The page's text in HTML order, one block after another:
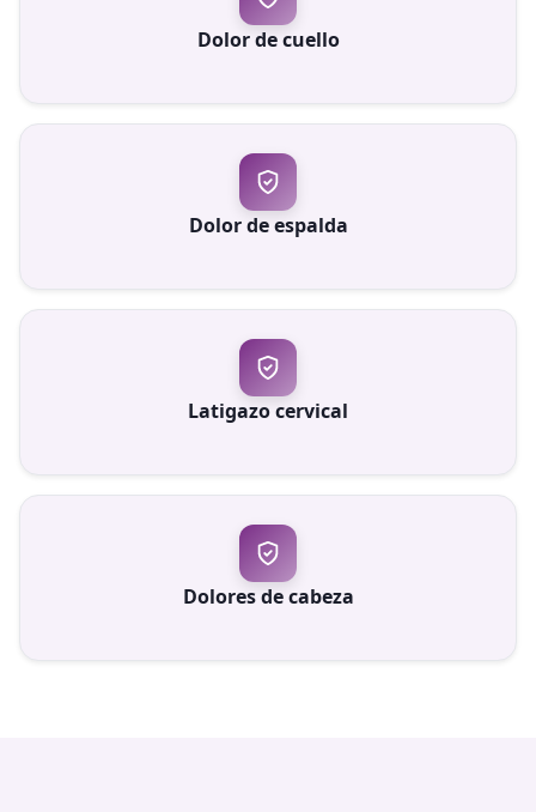
Dolor de cuello
Dolor de espalda
Latigazo cervical
Dolores de cabeza